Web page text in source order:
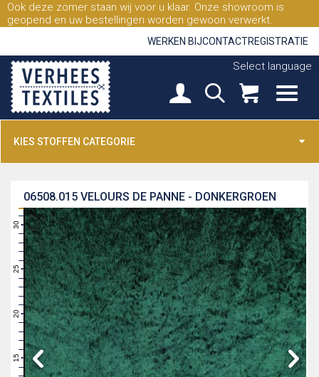
Ook deze zomer staan wij voor u klaar. Onze showroom is
geopend en uw bestellingen worden gewoon verwerkt.
WERKEN BIJCONTACTREGISTRATIE
Select language
KIES STOFFEN CATEGORIE
VELOURS DE PANNE - DONKERGROEN
06508.015
14
15
16
17
18
19
20
21
22
23
24
25
26
27
28
29
30
31